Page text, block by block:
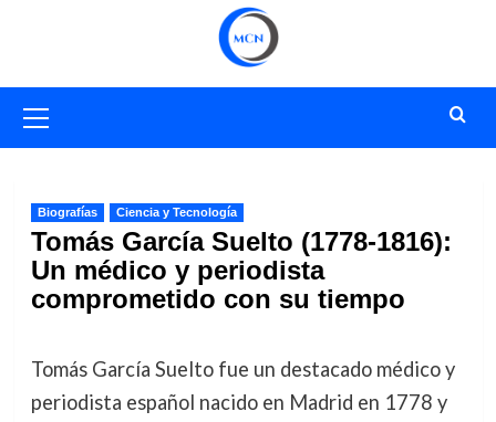
primario
Biografías Ciencia y Tecnología
Tomás García Suelto (1778-1816):
Un médico y periodista
comprometido con su tiempo
Tomás García Suelto fue un destacado médico y
periodista español nacido en Madrid en 1778 y